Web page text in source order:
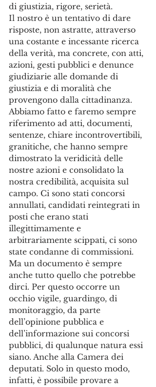
di giustizia, rigore, serietà.
Il nostro è un tentativo di dare
risposte, non astratte, attraverso
una costante e incessante ricerca
della verità, ma concrete, con atti,
azioni, gesti pubblici e denunce
giudiziarie alle domande di
giustizia e di moralità che
provengono dalla cittadinanza.
Abbiamo fatto e faremo sempre
riferimento ad atti, documenti,
sentenze, chiare incontrovertibili,
granitiche, che hanno sempre
dimostrato la veridicità delle
nostre azioni e consolidato la
nostra credibilità, acquisita sul
campo. Ci sono stati concorsi
annullati, candidati reintegrati in
posti che erano stati
illegittimamente e
arbitrariamente scippati, ci sono
state condanne di commissioni.
Ma un documento è sempre
anche tutto quello che potrebbe
dirci. Per questo occorre un
occhio vigile, guardingo, di
monitoraggio, da parte
dell’opinione pubblica e
dell’informazione sui concorsi
pubblici, di qualunque natura essi
siano. Anche alla Camera dei
deputati. Solo in questo modo,
infatti, è possibile provare a